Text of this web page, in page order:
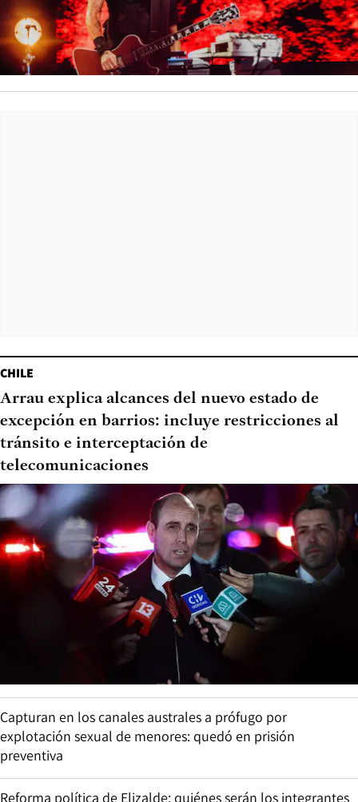
CHILE
Arrau explica alcances del nuevo estado de
excepción en barrios: incluye restricciones al
tránsito e interceptación de
telecomunicaciones
Capturan en los canales australes a prófugo por
explotación sexual de menores: quedó en prisión
preventiva
Reforma política de Elizalde: quiénes serán los integrantes